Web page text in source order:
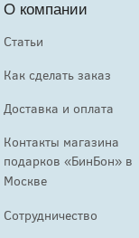
О компании
Статьи
Как сделать заказ
Доставка и оплата
Контакты магазина
подарков «БинБон» в
Москве
Сотрудничество